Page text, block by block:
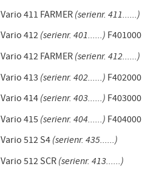
Vario 411 FARMER (serienr. 411......)
Vario 412 (serienr. 401......) F401000
Vario 412 FARMER(serienr. 412......)
Vario 413 (serienr. 402......) F402000
Vario 414 (serienr. 403......) F403000
Vario 415 (serienr. 404......) F404000
Vario 512 S4 (serienr. 435......)
Vario 512 SCR (serienr. 413......)